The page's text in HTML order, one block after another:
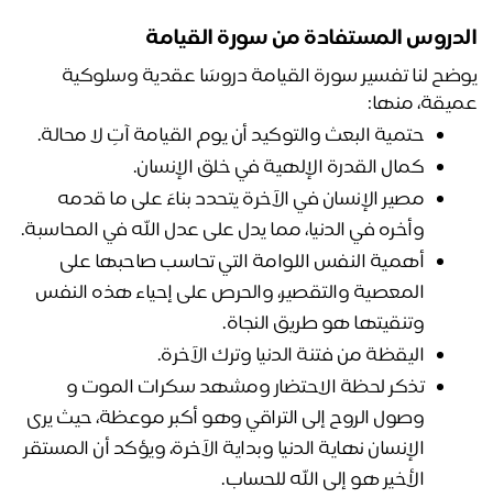
المستفادة من سورة القيامة
يوضح لنا تفسير سورة القيامة دروسًا عقدية وسلوكية
منها:
حتمية البعث والتوكيد أن يوم القيامة آتٍ لا محالة.
كمال القدرة الإلهية في خلق الإنسان.
مصير الإنسان في الآخرة يتحدد بناءً على ما قدمه
وأخره في الدنيا، مما يدل على عدل الله في المحاسبة.
أهمية النفس اللوامة التي تحاسب صاحبها على
المعصية والتقصير، والحرص على إحياء هذه النفس
وتنقيتها هو طريق النجاة.
اليقظة من فتنة الدنيا وترك الآخرة.
تذكر لحظة الاحتضار ومشهد سكرات الموت و
وصول الروح إلى التراقي وهو أكبر موعظة، حيث يرى
الإنسان نهاية الدنيا وبداية الآخرة، ويؤكد أن المستقر
الأخير هو إلى الله للحساب.